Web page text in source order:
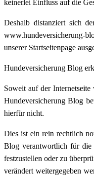
keinerlei Einfluss auf die
Deshalb distanziert sich
www.hundeversicherung-
unserer Startseitenpage
Hundeversicherung Blog
Soweit auf der
Hundeversicherung Blog
hierfür nicht.
Dies ist ein rein rechtlich
Blog verantwortlich für die
festzustellen oder zu
verändert weitergegeben